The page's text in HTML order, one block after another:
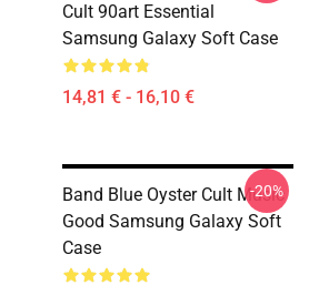
Cult 90art Essential
Samsung Galaxy Soft Case
14,81 € - 16,10 €
Band Blue Oyster Cult Music
Good Samsung Galaxy Soft
Case
-20%